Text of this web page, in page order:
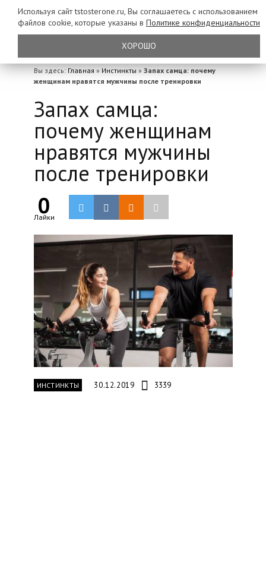
Вы здесь: Главная » Инстинкты » Запах самца: почему
женщинам нравятся мужчины после тренировки
Запах самца:
почему женщинам
нравятся мужчины
после тренировки
0
Лайки
ИНСТИНКТЫ 30.12.2019 3339
Используя сайт tstosterone.ru, Вы соглашаетесь с использованием
файлов cookie, которые указаны в Политике конфиденциальности
ХОРОШО